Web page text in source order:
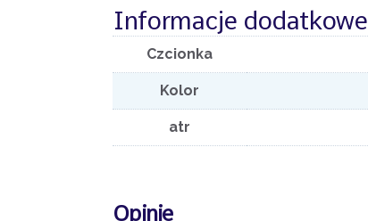
Informacje dodatkowe
Czcionka
Kolor
atr
Opinie